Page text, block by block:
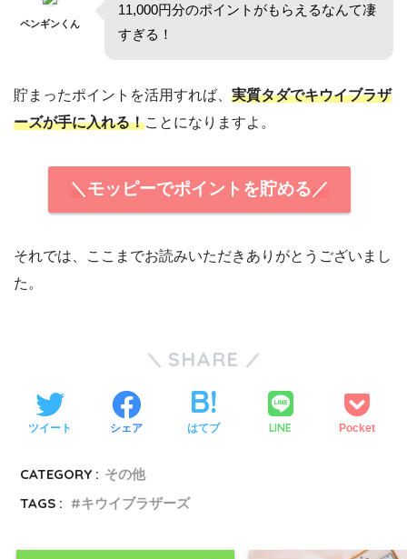
ペンギンくん
11,000円分のポイントがもらえるなんて凄
すぎる！
貯まったポイントを活用すれば、 実質タダでキウイブラザ
ーズが手に入れる！ことになりますよ。
＼モッピーでポイントを貯める／
それでは、ここまでお読みいただきありがとうございまし
た。
SHARE
ツイート シェア はてブ LINE Pocket
CATEGORY : その他
TAGS :
キウイブラザーズ